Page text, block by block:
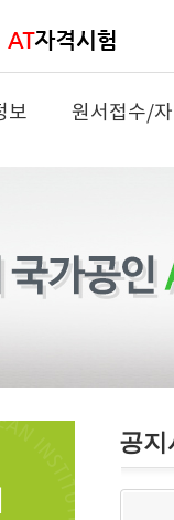
보 원서접수/
공지